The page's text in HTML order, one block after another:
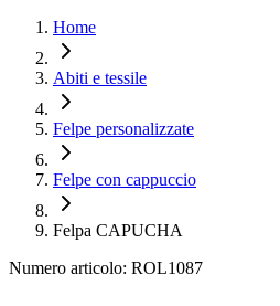
Home
Abiti e tessile
Felpe personalizzate
Felpe con cappuccio
Felpa CAPUCHA
Numero articolo: ROL1087